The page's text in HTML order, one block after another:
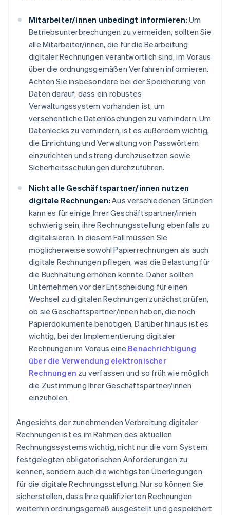
Mitarbeiter/innen unbedingt informieren: Um
Betriebsunterbrechungen zu vermeiden, sollten Sie
alle Mitarbeiter/innen, die für die Bearbeitung
digitaler Rechnungen verantwortlich sind, im Voraus
über die ordnungsgemäßen Verfahren informieren.
Achten Sie insbesondere bei der Speicherung von
Daten darauf, dass ein robustes
Verwaltungssystem vorhanden ist, um
versehentliche Datenlöschungen zu verhindern. Um
Datenlecks zu verhindern, ist es außerdem wichtig,
die Einrichtung und Verwaltung von Passwörtern
einzurichten und streng durchzusetzen sowie
Sicherheitsschulungen durchzuführen.
Nicht alle Geschäftspartner/innen nutzen
digitale Rechnungen: Aus verschiedenen Gründen
kann es für einige Ihrer Geschäftspartner/innen
schwierig sein, ihre Rechnungsstellung ebenfalls zu
digitalisieren. In diesem Fall müssen Sie
möglicherweise sowohl Papierrechnungen als auch
digitale Rechnungen pflegen, was die Belastung für
die Buchhaltung erhöhen könnte. Daher sollten
Unternehmen vor der Entscheidung für einen
Wechsel zu digitalen Rechnungen zunächst prüfen,
ob sie Geschäftspartner/innen haben, die noch
Papierdokumente benötigen. Darüber hinaus ist es
wichtig, bei der Implementierung digitaler
Rechnungen im Voraus eine Benachrichtigung
über die Verwendung elektronischer
Rechnungen zu verfassen und so früh wie möglich
die Zustimmung Ihrer Geschäftspartner/innen
einzuholen.
Angesichts der zunehmenden Verbreitung digitaler
Rechnungen ist es im Rahmen des aktuellen
Rechnungssystems wichtig, nicht nur die vom System
festgelegten obligatorischen Anforderungen zu
kennen, sondern auch die wichtigsten Überlegungen
für die digitale Rechnungsstellung. Nur so können Sie
sicherstellen, dass Ihre qualifizierten Rechnungen
weiterhin ordnungsgemäß ausgestellt und gespeichert